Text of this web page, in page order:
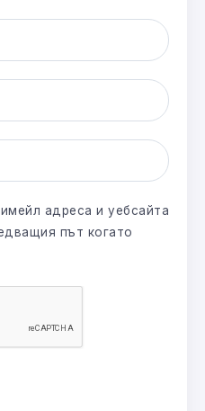
адреса и уебсайта
път когато